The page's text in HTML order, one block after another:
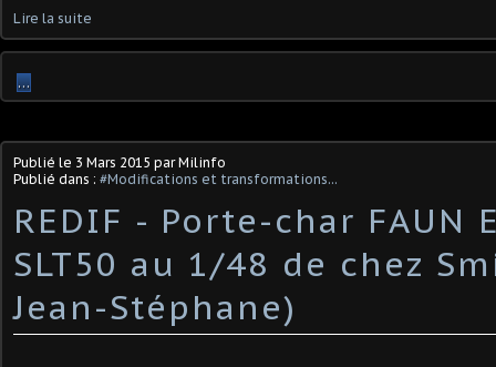
Lire la suite
…
Publié le 3 Mars 2015 par Milinfo
Publié dans : #Modifications et transformations...
REDIF - Porte-char FAUN
SLT50 au 1/48 de chez
Jean-Stéphane)